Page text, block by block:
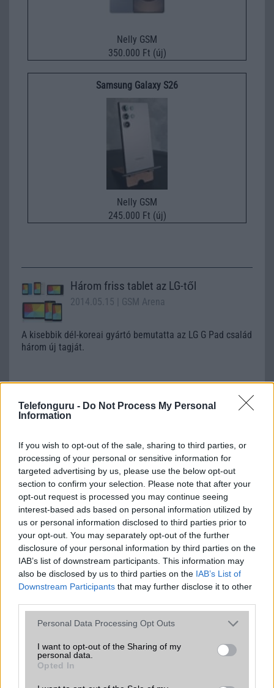
Telefonguru - Do Not Process My Personal
Information
If you wish to opt-out of the sale, sharing to third parties, or
processing of your personal or sensitive information for
targeted advertising by us, please use the below opt-out
section to confirm your selection. Please note that after your
opt-out request is processed you may continue seeing
interest-based ads based on personal information utilized by
us or personal information disclosed to third parties prior to
your opt-out. You may separately opt-out of the further
disclosure of your personal information by third parties on the
IAB’s list of downstream participants. This information may
also be disclosed by us to third parties on the IAB’s List of
Downstream Participants that may further disclose it to other
Please note that this website/app uses one or more Google
not limited to your visit or usage behaviour. You may click to
grant or deny consent to Google and its third-party tags to
use your data for below specified purposes in below Google
consent section.
Personal Data Processing Opt Outs
I want to opt-out of the Sharing of my
personal data.
Opted In
Nelly GSM
350.000 Ft (új)
Samsung Galaxy S26
Nelly GSM
245.000 Ft (új)
Három friss tablet az LG-től
2014.05.15 | GSM Arena
A kisebbik dél-koreai gyártó bemutatta az LG G Pad család
három új tagját.
Kínából
A Xiaomi bemutatta a 7.9 colos MiPad-ot, a világon
elsőként Nvidia Tegra K1 chippel.
Megérkezett a Xiaomi 15 - A legjobb
kompakt zászlóshajó 2025-ben?
2025.03.04| Android Authority
A Xiaomi 15 Ultra és a Xiaomi 15 hivatalosan is
bemutatkozott a globális piacokon, így végre elérhetővé
vált a kínai gyártó új csúcskategóriás telefonpárosa.
Xiaomi HyperOS 3.0 Android 16
alapokon: új ikonok, Super Island és
béta indulás – itt a támogatott
készülékek listája
2025.08.29| GSM Arena
A Xiaomi hivatalosan is bejelentette a HyperOS 3.0